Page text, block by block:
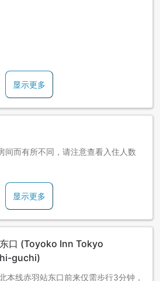
显示更多
间而有所不同，请注意查看入住人数
显示更多
口 (Toyoko Inn Tokyo
guchi)
本线赤羽站东口前来仅需步行3分钟，